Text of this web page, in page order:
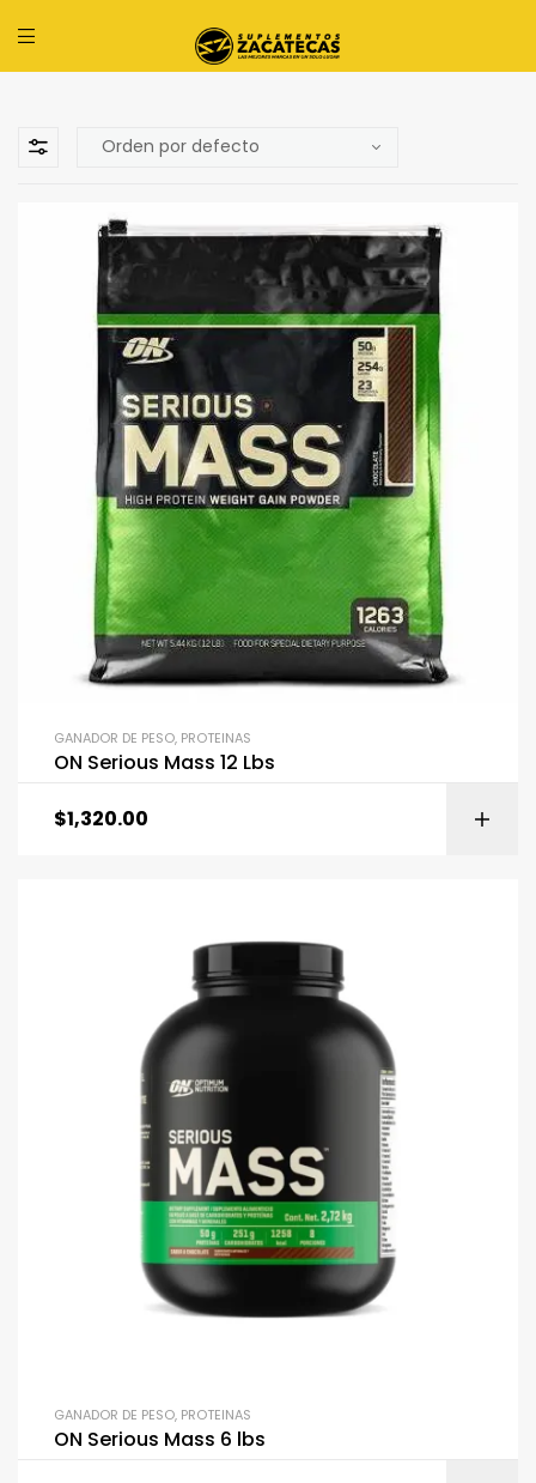
GANADOR DE PESO, PROTEINAS
ON Serious Mass 12 Lbs
$1,320.00
GANADOR DE PESO, PROTEINAS
ON Serious Mass 6 lbs